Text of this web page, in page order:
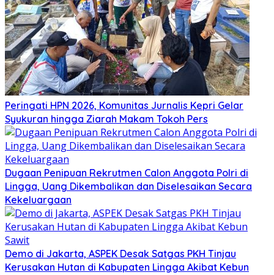
Peringati HPN 2026, Komunitas Jurnalis Kepri Gelar
Syukuran hingga Ziarah Makam Tokoh Pers
Dugaan Penipuan Rekrutmen Calon Anggota Polri di
Lingga, Uang Dikembalikan dan Diselesaikan Secara
Kekeluargaan
Demo di Jakarta, ASPEK Desak Satgas PKH Tinjau
Kerusakan Hutan di Kabupaten Lingga Akibat Kebun